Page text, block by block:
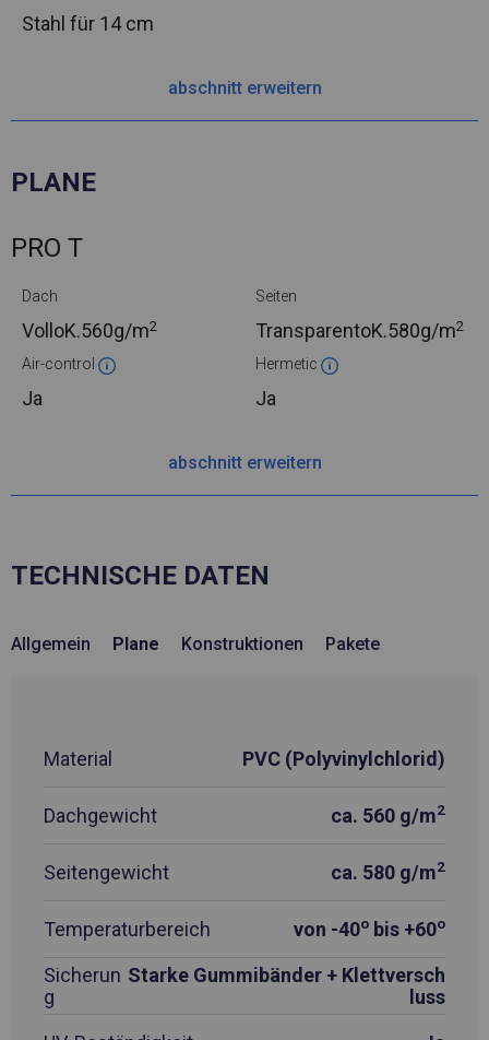
Stahl für 14 cm
abschnitt erweitern
PLANE
PRO T
Dach
VolloK.560g/m2
Seiten
TransparentoK.580g/m2
Air-control
Ja
Hermetic
Ja
abschnitt erweitern
TECHNISCHE DATEN
Allgemein Plane Konstruktionen Pakete
Material PVC (Polyvinylchlorid)
Dachgewicht ca. 560 g/m2
Seitengewicht ca. 580 g/m2
Temperaturbereich von -40o bis +60o
Sicherun
g
Starke Gummibänder + Klettversch
luss